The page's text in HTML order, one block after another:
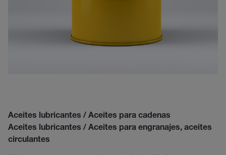
Aceites lubricantes / Aceites para cadenas
Aceites lubricantes / Aceites para engranajes, aceites
circulantes